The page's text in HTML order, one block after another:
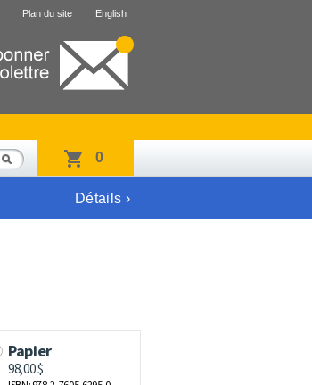
Plan du site English
0
Détails ›